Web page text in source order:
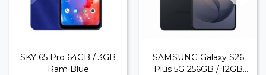
SKY 65 Pro 64GB / 3GB
Ram Blue
SAMSUNG Galaxy S26
Plus 5G 256GB / 12GB